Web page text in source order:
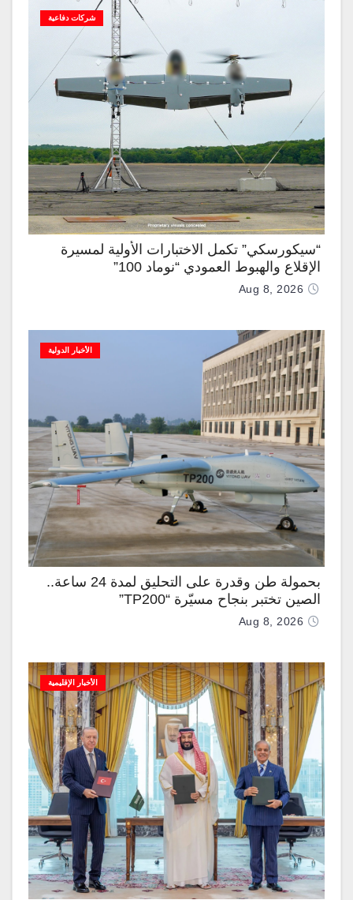
شركات دفاعية
“سيكورسكي” تكمل الاختبارات الأولية لمسيرة
الإقلاع والهبوط العمودي “نوماد 100”
Aug 8, 2026
الأخبار الدولية
بحمولة طن وقدرة على التحليق لمدة 24 ساعة..
الصين تختبر بنجاح مسيّرة “TP200”
Aug 8, 2026
الأخبار الإقليمية